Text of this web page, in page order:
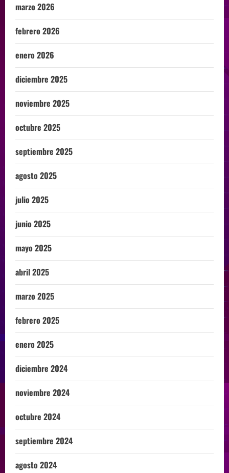
marzo 2026
febrero 2026
enero 2026
diciembre 2025
noviembre 2025
octubre 2025
septiembre 2025
agosto 2025
julio 2025
junio 2025
mayo 2025
abril 2025
marzo 2025
febrero 2025
enero 2025
diciembre 2024
noviembre 2024
octubre 2024
septiembre 2024
agosto 2024